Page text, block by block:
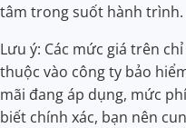
tâm trong suốt hành trình.
Lưu ý: Các mức giá trên
thuộc vào công ty bảo
mãi đang áp dụng, mức
biết chính xác, bạn nên